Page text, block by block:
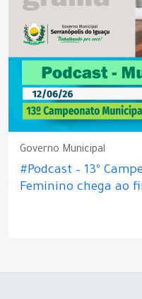
Governo Municipal
#Podcast – 13º
Feminino chega ao